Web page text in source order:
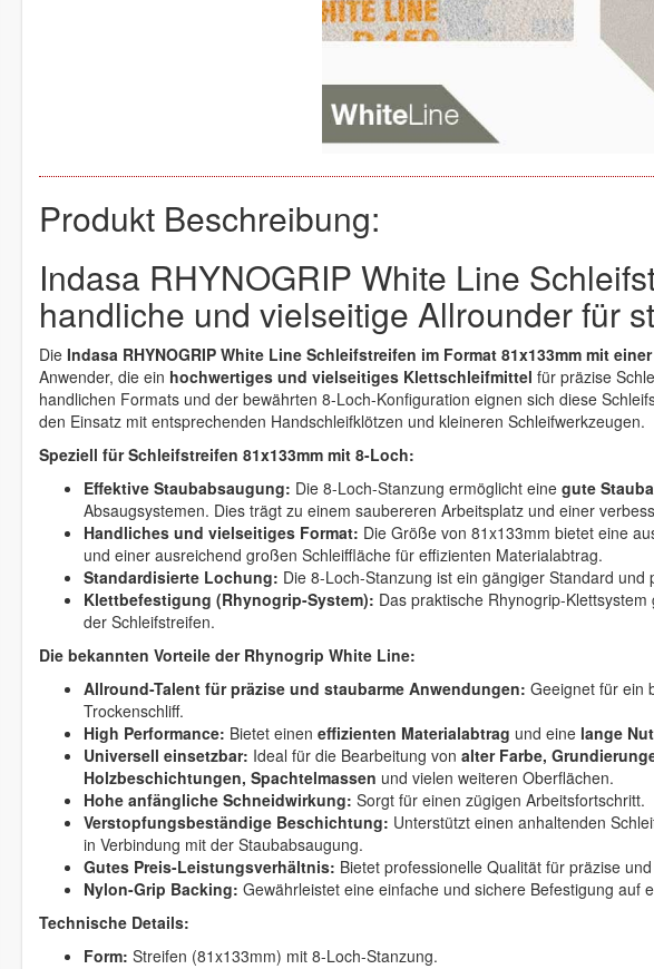
Produkt Beschreibung:
Indasa RHYNOGRIP White Line
handliche und vielseitige Allrounder für
Die Indasa RHYNOGRIP White Line Schleifstreifen im Format 81x133mm mit
Anwender, die ein hochwertiges und vielseitiges Klettschleifmittel für präzise
handlichen Formats und der bewährten 8-Loch-Konfiguration eignen sich diese
den Einsatz mit entsprechenden Handschleifklötzen und kleineren Schleifwerkzeugen.
Speziell für Schleifstreifen 81x133mm mit 8-Loch:
Effektive Staubabsaugung: Die 8-Loch-Stanzung ermöglicht eine gute
Absaugsystemen. Dies trägt zu einem saubereren Arbeitsplatz und einer
Handliches und vielseitiges Format: Die Größe von 81x133mm bietet eine
und einer ausreichend großen Schleiffläche für effizienten Materialabtrag.
Standardisierte Lochung: Die 8-Loch-Stanzung ist ein gängiger Standard
Klettbefestigung (Rhynogrip-System): Das praktische Rhynogrip-
der Schleifstreifen.
Die bekannten Vorteile der Rhynogrip White Line:
Allround-Talent für präzise und staubarme Anwendungen: Geeignet für ein
Trockenschliff.
High Performance: Bietet einen effizienten Materialabtrag und eine lange
Universell einsetzbar: Ideal für die Bearbeitung von alter Farbe,
Holzbeschichtungen, Spachtelmassen und vielen weiteren Oberflächen.
Hohe anfängliche Schneidwirkung: Sorgt für einen zügigen Arbeitsfortschritt.
Verstopfungsbeständige Beschichtung: Unterstützt einen anhaltenden
in Verbindung mit der Staubabsaugung.
Gutes Preis-Leistungsverhältnis: Bietet professionelle Qualität für präzise
Nylon-Grip Backing: Gewährleistet eine einfache und sichere Befestigung auf
Technische Details:
Form: Streifen (81x133mm) mit 8-Loch-Stanzung.